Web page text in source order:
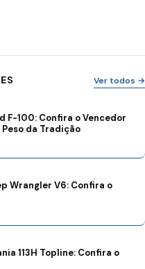
Ver todos →
F-100: Confira o Vencedor
da Tradição
Wrangler V6: Confira o
113H Topline: Confira o